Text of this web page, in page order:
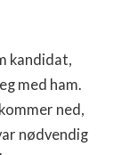
kandidat,
med ham.
ned,
nødvendig